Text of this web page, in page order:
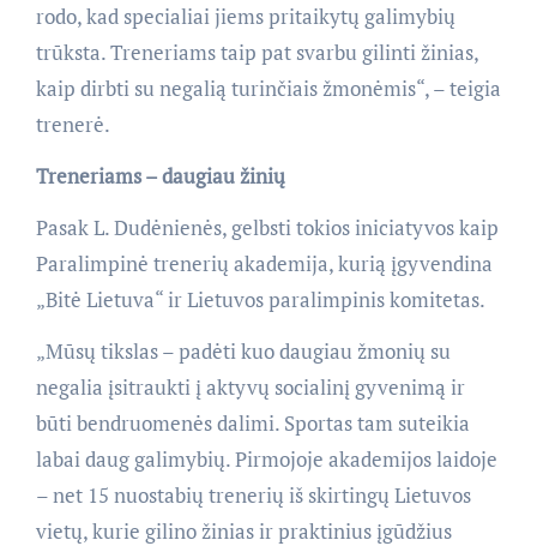
rodo, kad specialiai jiems pritaikytų galimybių
trūksta. Treneriams taip pat svarbu gilinti žinias,
kaip dirbti su negalią turinčiais žmonėmis“, – teigia
trenerė.
Treneriams – daugiau žinių
Pasak L. Dudėnienės, gelbsti tokios iniciatyvos kaip
Paralimpinė trenerių akademija, kurią įgyvendina
„Bitė Lietuva“ ir Lietuvos paralimpinis komitetas.
„Mūsų tikslas – padėti kuo daugiau žmonių su
negalia įsitraukti į aktyvų socialinį gyvenimą ir
būti bendruomenės dalimi. Sportas tam suteikia
labai daug galimybių. Pirmojoje akademijos laidoje
– net 15 nuostabių trenerių iš skirtingų Lietuvos
vietų, kurie gilino žinias ir praktinius įgūdžius